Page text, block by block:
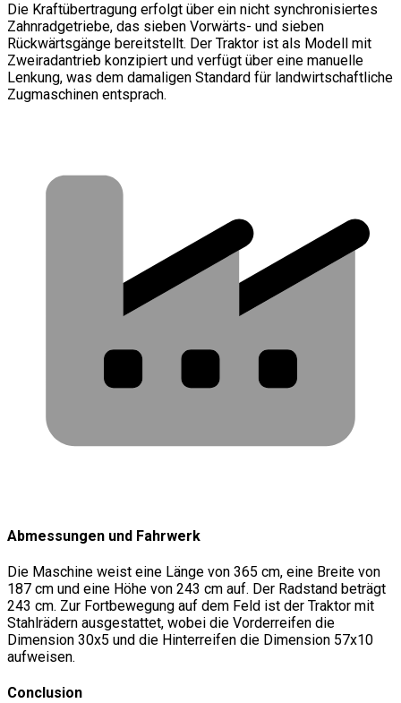
Die Kraftübertragung erfolgt über ein nicht synchronisiertes
Zahnradgetriebe, das sieben Vorwärts- und sieben
Rückwärtsgänge bereitstellt. Der Traktor ist als Modell mit
Zweiradantrieb konzipiert und verfügt über eine manuelle
Lenkung, was dem damaligen Standard für landwirtschaftliche
Zugmaschinen entsprach.
Abmessungen und Fahrwerk
Die Maschine weist eine Länge von 365 cm, eine Breite von
187 cm und eine Höhe von 243 cm auf. Der Radstand beträgt
243 cm. Zur Fortbewegung auf dem Feld ist der Traktor mit
Stahlrädern ausgestattet, wobei die Vorderreifen die
Dimension 30x5 und die Hinterreifen die Dimension 57x10
aufweisen.
Conclusion